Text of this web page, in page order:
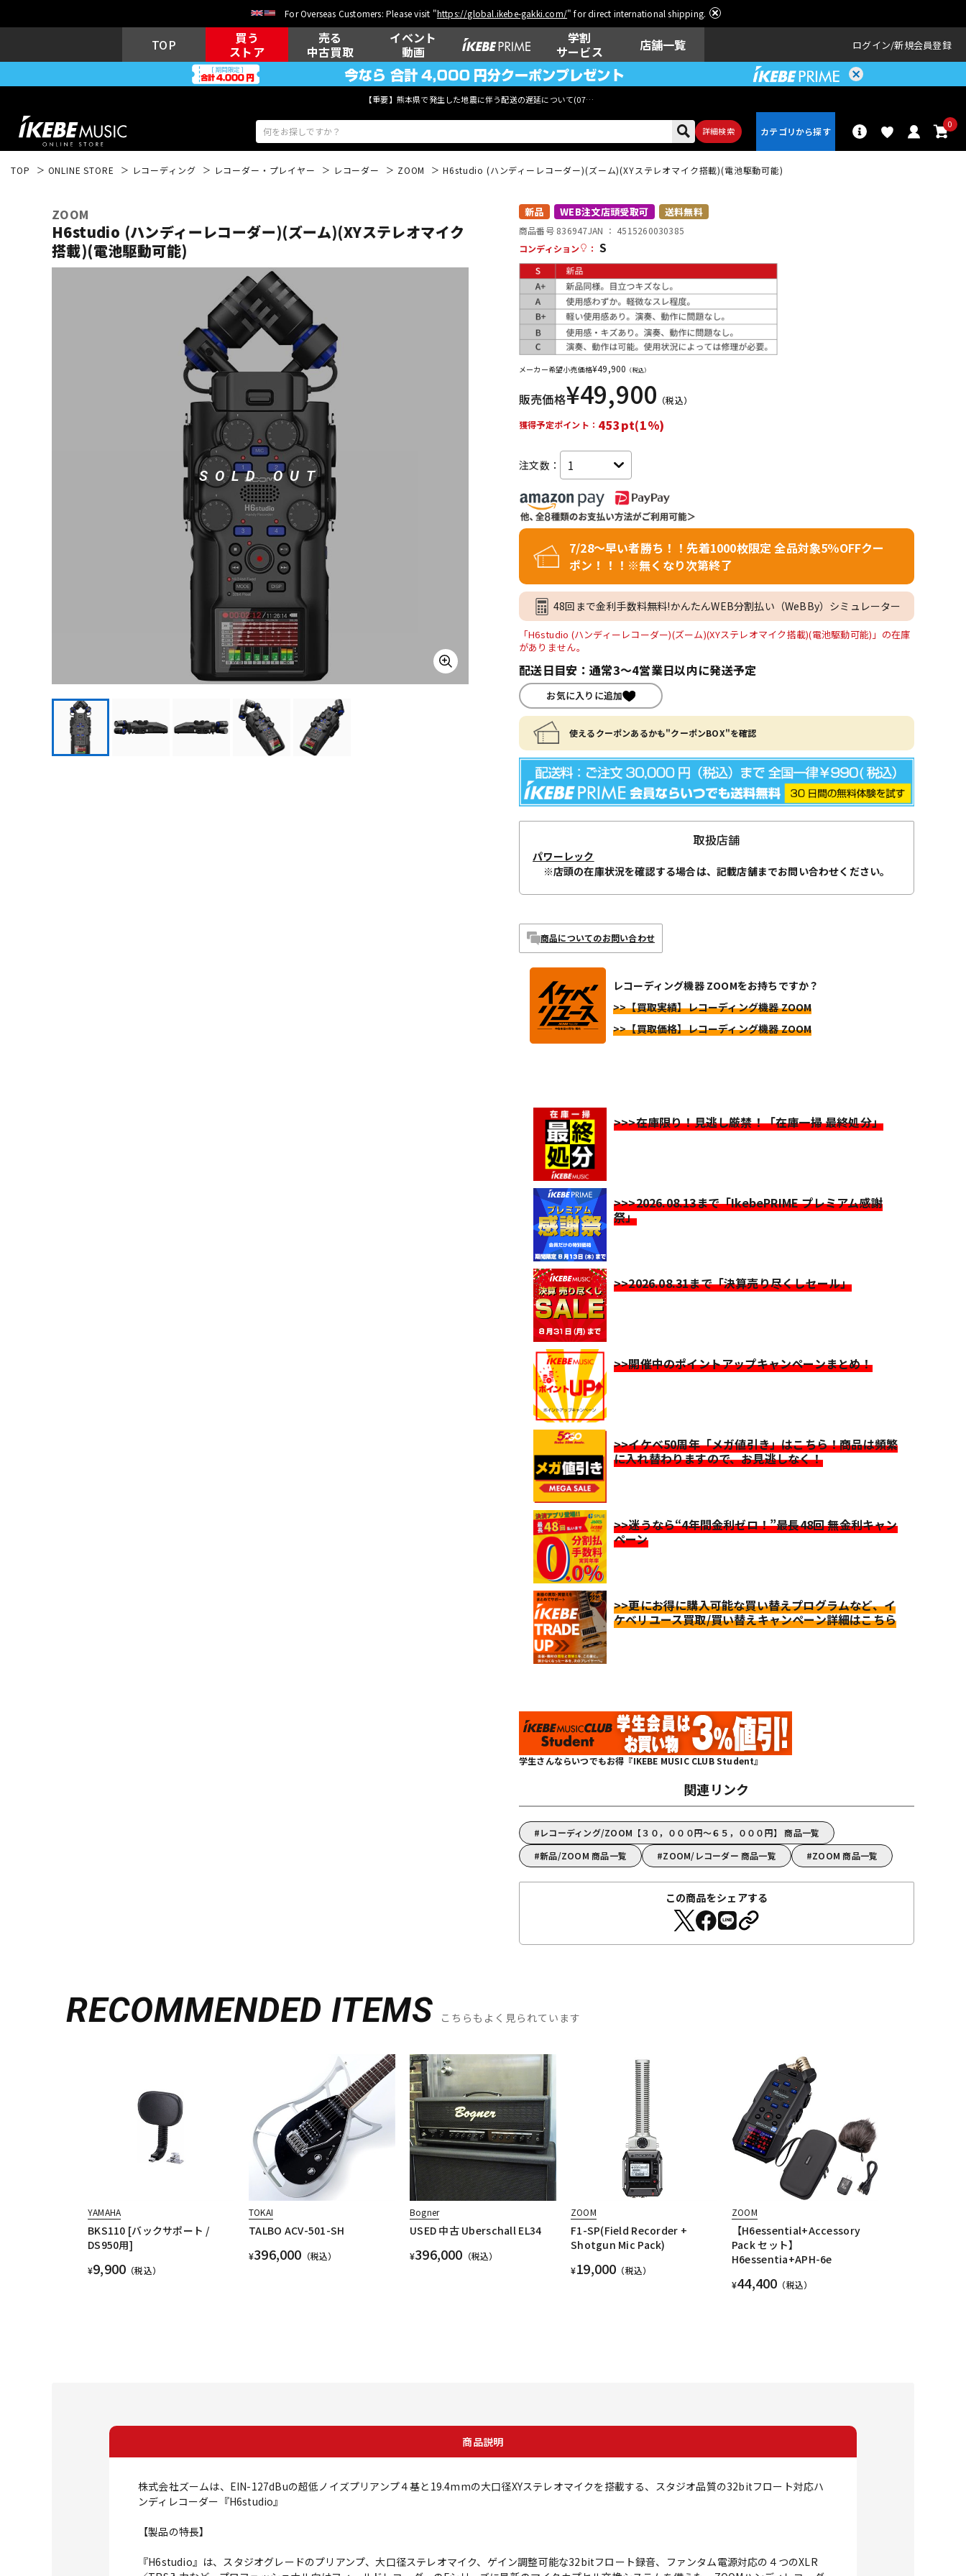
For Overseas Customers: Please visit "https://global.ikebe-gakki.com/" for direct international shipping.
TOP
買う
ストア
売る
中古買取
イベント
動画
学割
サービス
店舗一覧 ログイン 新規会員登録
【重要】熊本県で発生した地震に伴う配送の遅延について(07月29日
詳細検索
0
ウクレレ ドラム
キーボード 電子ピアノ 管楽器 その他楽器
DTM レコーディン
グ機器
配信/ライブ
機器
ヴィンテージ
TOP ONLINE STORE レコーディング レコーダー・プレイヤー レコーダー ZOOM H6studio (ハンディーレコーダー)(ズーム)(XYステレオマイク搭載)(電池駆動可能)
ZOOM
H6studio (ハンディーレコーダー)(ズーム)(XYステレオマイク
搭載)(電池駆動可能)
SOLD OUT
新品 WEB注文店頭受取可 送料無料
商品番号 836947JAN ： 4515260030385
コンディション
： S
メーカー希望小売価格¥49,900 （税込）
販売価格¥49,900 （税込）
獲得予定ポイント： 453pt(1%)
注文数：
7/28～早い者勝ち！！先着1000枚限定 全品対象5％OFFクー
ポン！！！※無くなり次第終了
48回まで金利手数料無料!かんたんWEB分割払い（WeBBy）シミュレーター
「H6studio (ハンディーレコーダー)(ズーム)(XYステレオマイク搭載)(電池駆動可能)」の在庫
がありません。
配送日目安：通常3～4営業日以内に発送予定
お気に入りに追加
使えるクーポンあるかも"クーポンBOX"を確認
取扱店舗
パワーレック
※店頭の在庫状況を確認する場合は、記載店舗までお問い合わせください。
商品についてのお問い合わせ
レコーディング機器 ZOOMをお持ちですか？
>>【買取実績】レコーディング機器 ZOOM
>>【買取価格】レコーディング機器 ZOOM
>>>在庫限り！見逃し厳禁！「在庫一掃 最終処分」
>>>2026.08.13まで「IkebePRIME プレミアム感謝
祭」
>>2026.08.31まで「決算売り尽くしセール」
>>開催中のポイントアップキャンペーンまとめ！
>>イケベ50周年「メガ値引き」はこちら！商品は頻繁
に入れ替わりますので、お見逃しなく！
>>迷うなら“4年間金利ゼロ！”最長48回 無金利キャン
ペーン
>>更にお得に購入可能な買い替えプログラムなど、イ
ケベリユース買取/買い替えキャンペーン詳細はこちら
学生さんならいつでもお得『IKEBE MUSIC CLUB Student』
関連リンク
レコーディング/ZOOM【３０，０００円～６５，０００円】 商品一覧
新品/ZOOM 商品一覧
ZOOM/レコーダー 商品一覧 ZOOM 商品一覧
この商品をシェアする
RECOMMENDED ITEMS こちらもよく見られています
YAMAHA
BKS110 [バックサポート /
DS950用]
¥9,900 （税込）
TOKAI
TALBO ACV-501-SH
¥396,000 （税込）
Bogner
USED 中古 Uberschall EL34
¥396,000 （税込）
ZOOM
F1-SP(Field Recorder +
Shotgun Mic Pack)
¥19,000 （税込）
ZOOM
【H6essential+Accessory
Pack セット】
H6essentia+APH-6e
¥44,400 （税込）
商品説明
株式会社ズームは、EIN-127dBuの超低ノイズプリアンプ４基と19.4mmの大口径XYステレオマイクを搭載する、スタジオ品質の32bitフロート対応ハ
ンディレコーダー『H6studio』
【製品の特長】
『H6studio』は、スタジオグレードのプリアンプ、大口径ステレオマイク、ゲイン調整可能な32bitフロート録音、ファンタム電源対応の４つのXLR